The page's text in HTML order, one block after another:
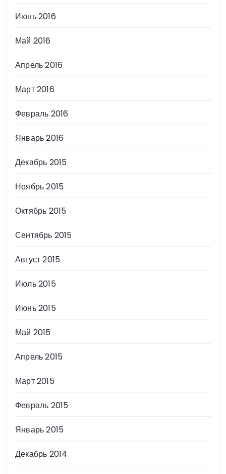
Июнь 2016
Май 2016
Апрель 2016
Март 2016
Февраль 2016
Январь 2016
Декабрь 2015
Ноябрь 2015
Октябрь 2015
Сентябрь 2015
Август 2015
Июль 2015
Июнь 2015
Май 2015
Апрель 2015
Март 2015
Февраль 2015
Январь 2015
Декабрь 2014